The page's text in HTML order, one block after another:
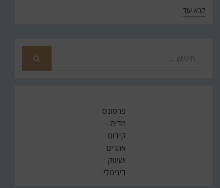
קרא עוד
פרסונס
מדיה -
קידום
אתרים
ושיווק
דיגיטלי